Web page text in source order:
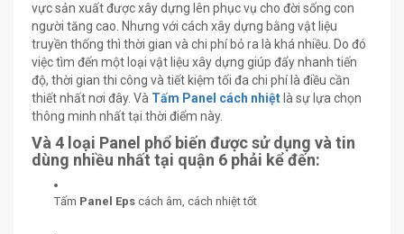
vực sản xuất được xây dựng lên phục vụ cho đời sống con
người tăng cao. Nhưng với cách xây dựng bằng vật liệu
truyền thống thì thời gian và chi phí bỏ ra là khá nhiều. Do đó
việc tìm đến một loại vật liệu xây dựng giúp đẩy nhanh tiến
độ, thời gian thi công và tiết kiệm tối đa chi phí là điều cần
thiết nhất nơi đây. Và Tấm Panel cách nhiệt là sự lựa chọn
thông minh nhất tại thời điểm này.
Và 4 loại Panel phổ biến được sử dụng và tin
dùng nhiều nhất tại quận 6 phải kể đến:
Tấm Panel Eps cách âm, cách nhiệt tốt